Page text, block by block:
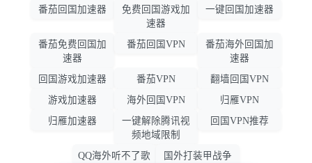
番茄回国加速器
免费回国游戏加
速器
一键回国加速器
番茄免费回国加
速器
番茄回国VPN
番茄海外回国加
速器
回国游戏加速器
番茄VPN
翻墙回国VPN
游戏加速器
海外回国VPN
归雁VPN
归雁加速器
一键解除腾讯视
频地域限制
回国VPN推荐
QQ海外听不了歌 国外打装甲战争